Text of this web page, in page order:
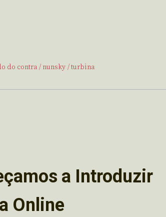
do contra nunsky turbina
a Introduzir
Online